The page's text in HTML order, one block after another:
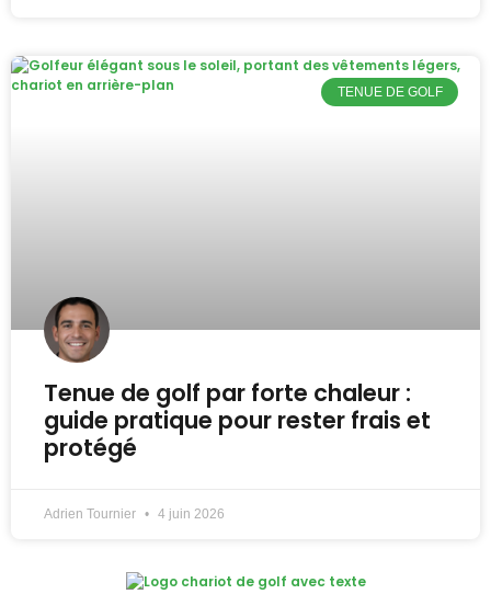
TENUE DE GOLF
Tenue de golf par forte chaleur :
guide pratique pour rester frais et
protégé
Adrien Tournier 4 juin 2026